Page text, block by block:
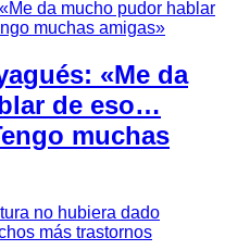
«Me da
de eso…
muchas